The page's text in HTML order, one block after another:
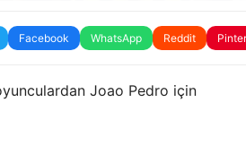
Facebook WhatsApp Reddit
Joao Pedro için